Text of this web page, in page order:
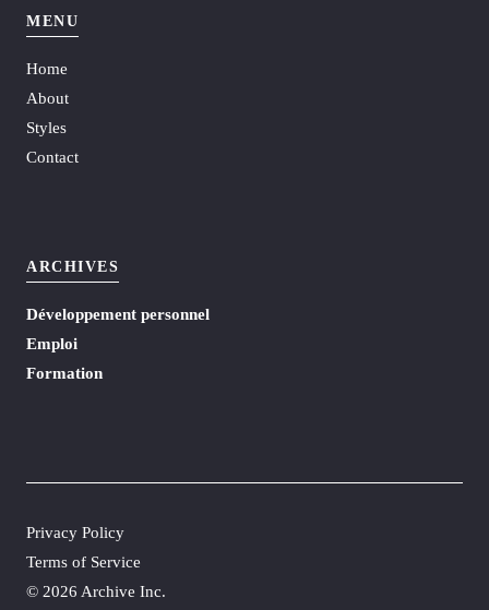
MENU
Home
About
Styles
Contact
ARCHIVES
Développement personnel
Emploi
Formation
© 2026 Archive Inc.
Privacy Policy
Terms of Service